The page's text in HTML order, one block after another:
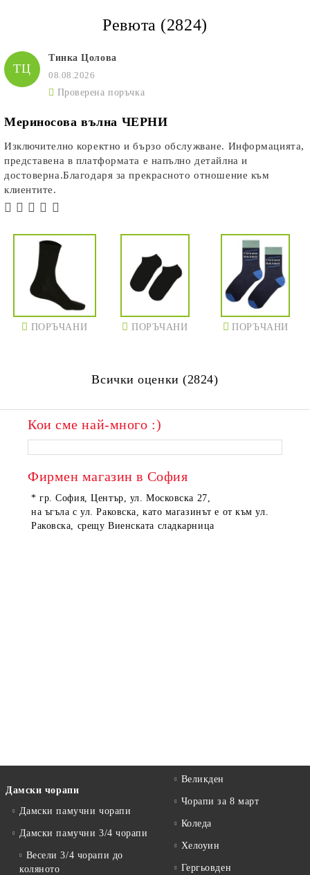
Ревюта (2824)
ТЦ
Тинка Цолова
08.08.2026
Проверена поръчка
Мериносова вълна ЧЕРНИ
Изключително коректно и бързо обслужване. Информацията,
представена в платформата е напълно детайлна и
достоверна.Благодаря за прекрасното отношение към
клиентите.
ПОРЪЧАНИ ПОРЪЧАНИ ПОРЪЧАНИ
ПОРЪЧАНИ
Всички оценки (2824)
Кои сме най-много :)
Фирмен магазин в София
* гр. София, Център, ул. Московска 27,
на ъгъла с ул. Раковска, като магазинът е от към ул.
Раковска, срещу Виенската сладкарница
Дамски чорапи
Дамски памучни чорапи
Дамски памучни 3/4 чорапи
Весели 3/4 чорапи до
коляното
Великден
Чорапи за 8 март
Коледа
Хелоуин
Гергьовден